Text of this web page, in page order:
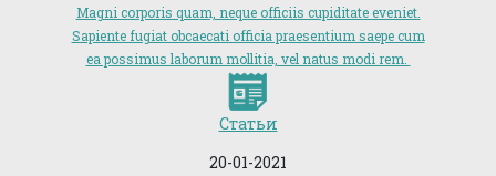
Magni corporis quam, neque officiis cupiditate eveniet.
Sapiente fugiat obcaecati officia praesentium saepe cum
ea possimus laborum mollitia, vel natus modi rem.
Статьи
20-01-2021